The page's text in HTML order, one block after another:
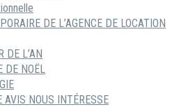
DE L’AGENCE DE LOCATION
DE L’AN
DE NOËL
AVIS NOUS INTÉRESSE